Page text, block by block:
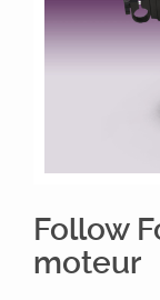
Follow
moteur